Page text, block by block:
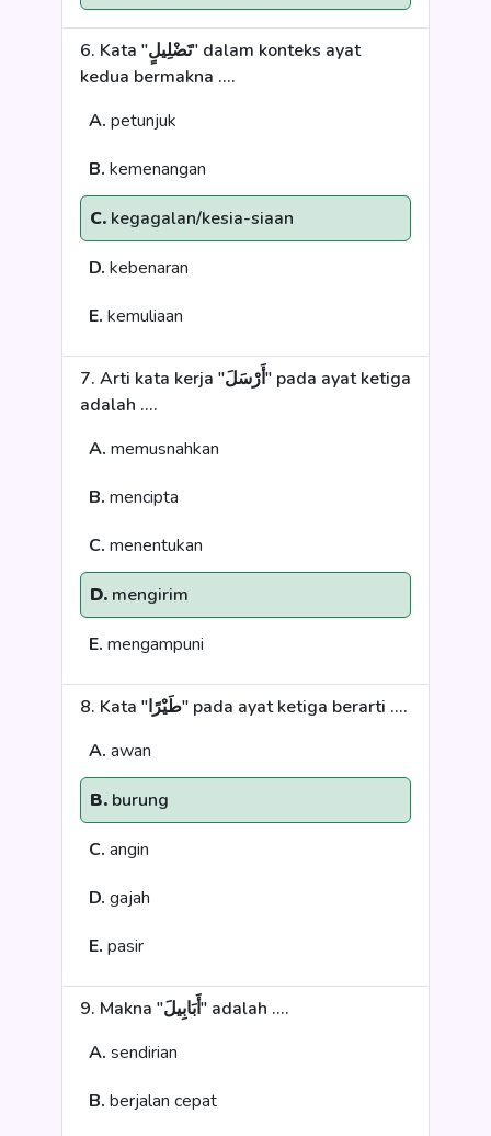
6. Kata "تَضْلِيلٍ" dalam konteks ayat
kedua bermakna ....
A. petunjuk
B. kemenangan
C. kegagalan/kesia-siaan
D. kebenaran
E. kemuliaan
7. Arti kata kerja "أَرْسَلَ" pada ayat ketiga
adalah ....
A. memusnahkan
B. mencipta
C. menentukan
D. mengirim
E. mengampuni
8. Kata "طَيْرًا" pada ayat ketiga berarti ....
A. awan
B. burung
C. angin
D. gajah
E. pasir
9. Makna "أَبَابِيلَ" adalah ....
A. sendirian
B. berjalan cepat